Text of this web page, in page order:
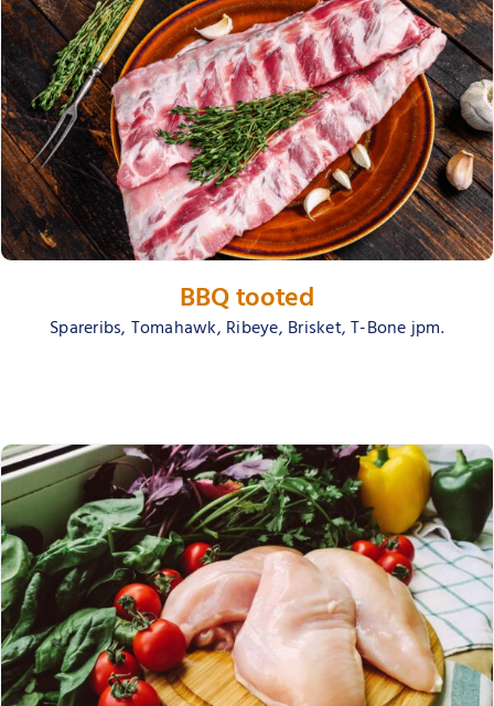
BBQ tooted
Spareribs, Tomahawk, Ribeye, Brisket, T-Bone jpm.